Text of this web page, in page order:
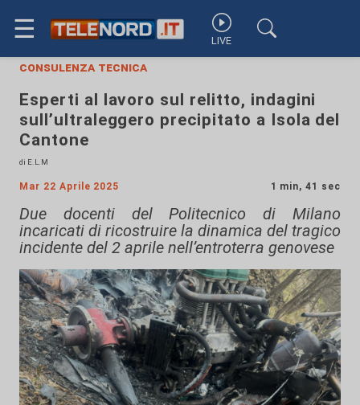
☰ LIVE
consulenza tecnica
Esperti al lavoro sul relitto, indagini
sull’ultraleggero precipitato a Isola del
Cantone
di E.L.M
Mar 22 Aprile 2025 1 min, 41 sec
Due docenti del Politecnico di Milano
incaricati di ricostruire la dinamica del tragico
incidente del 2 aprile nell’entroterra genovese